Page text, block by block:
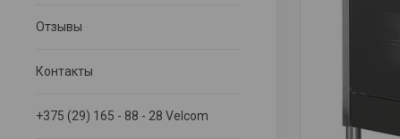
Отзывы
Контакты
+375 (29) 165 - 88 - 28 Velcom